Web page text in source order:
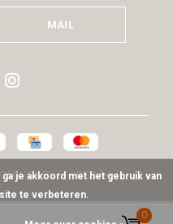
MAIL
DMWSxPlus+ -RSS-feed
0
je akkoord met het gebruik van
te verbeteren.